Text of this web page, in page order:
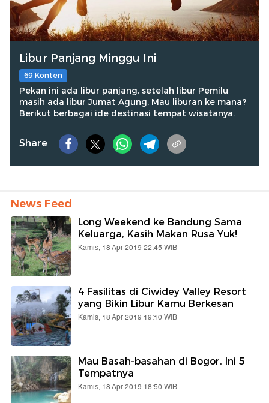
Libur Panjang Minggu Ini
69 Konten
Pekan ini ada libur panjang, setelah libur Pemilu
masih ada libur Jumat Agung. Mau liburan ke mana?
Berikut berbagai ide destinasi tempat wisatanya.
Share
News Feed
Long Weekend ke Bandung Sama
Keluarga, Kasih Makan Rusa Yuk!
Kamis, 18 Apr 2019 22:45 WIB
4 Fasilitas di Ciwidey Valley Resort
yang Bikin Libur Kamu Berkesan
Kamis, 18 Apr 2019 19:10 WIB
Mau Basah-basahan di Bogor, Ini 5
Tempatnya
Kamis, 18 Apr 2019 18:50 WIB